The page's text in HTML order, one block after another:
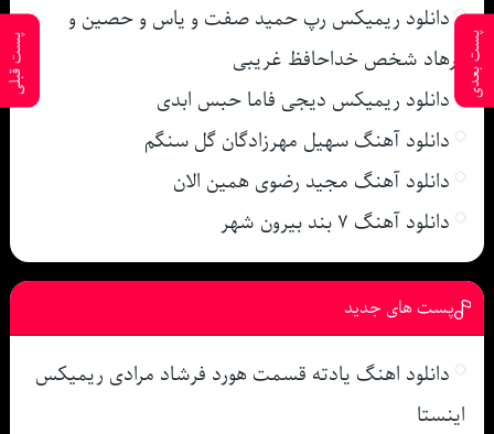
پست بعدی پست قبلی
دانلود ریمیکس رپ حمید صفت و یاس و حصین و
فرهاد شخص خداحافظ غریبی
دانلود ریمیکس دیجی فاما حبس ابدی
دانلود آهنگ سهیل مهرزادگان گل سنگم
دانلود آهنگ مجید رضوی همین الان
دانلود آهنگ ۷ بند بیرون شهر
پست های جدید
دانلود اهنگ یادته قسمت هورد فرشاد مرادی ریمیکس
اینستا